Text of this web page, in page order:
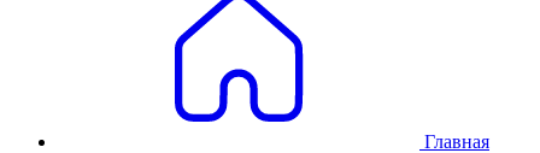
Главная